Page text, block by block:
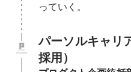
っていく。
パーソルキャリ
採用）